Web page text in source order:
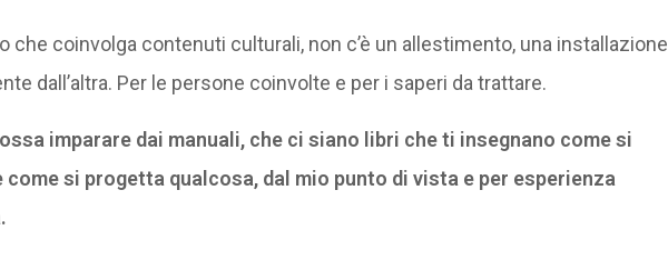
che coinvolga contenuti culturali, non c’è un allestimento, una installazione
dall’altra. Per le persone coinvolte e per i saperi da trattare.
imparare dai manuali, che ci siano libri che ti insegnano come si
come si progetta qualcosa, dal mio punto di vista e per esperienza